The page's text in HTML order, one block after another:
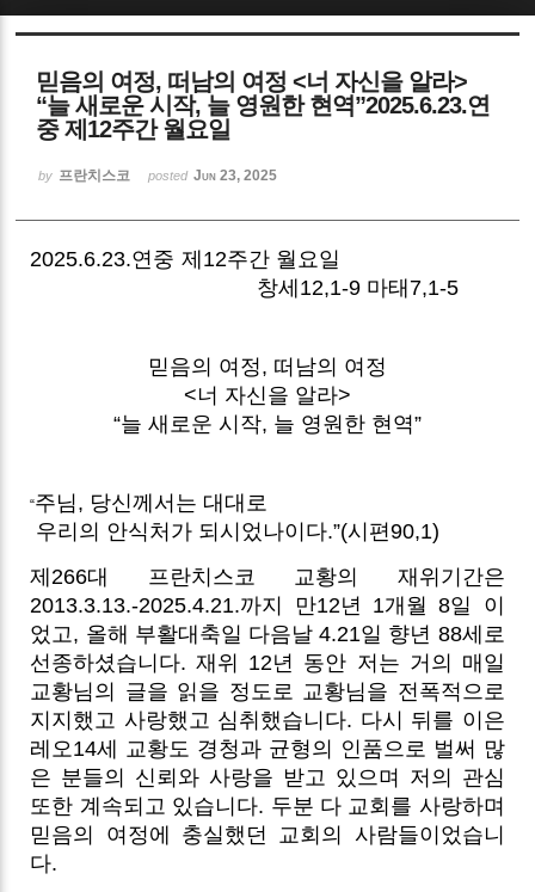
믿음의 여정, 떠남의 여정 <너 자신을 알라>
“늘 새로운 시작, 늘 영원한 현역”2025.6.23.연
중 제12주간 월요일
by 프란치스코 posted Jun 23, 2025
2025.6.23.연중 제12주간 월요일
창세12,1-9 마태7,1-5
믿음의 여정, 떠남의 여정
<너 자신을 알라>
“늘 새로운 시작, 늘 영원한 현역”
“주님, 당신께서는 대대로
우리의 안식처가 되시었나이다.”(시편90,1)
제266대 프란치스코 교황의 재위기간은
2013.3.13.-2025.4.21.까지 만12년 1개월 8일 이
었고, 올해 부활대축일 다음날 4.21일 향년 88세로
선종하셨습니다. 재위 12년 동안 저는 거의 매일
교황님의 글을 읽을 정도로 교황님을 전폭적으로
지지했고 사랑했고 심취했습니다. 다시 뒤를 이은
레오14세 교황도 경청과 균형의 인품으로 벌써 많
은 분들의 신뢰와 사랑을 받고 있으며 저의 관심
또한 계속되고 있습니다. 두분 다 교회를 사랑하며
믿음의 여정에 충실했던 교회의 사람들이었습니
다.
Sketchbook5, 스케치북5
Sketchbook5, 스케치북5